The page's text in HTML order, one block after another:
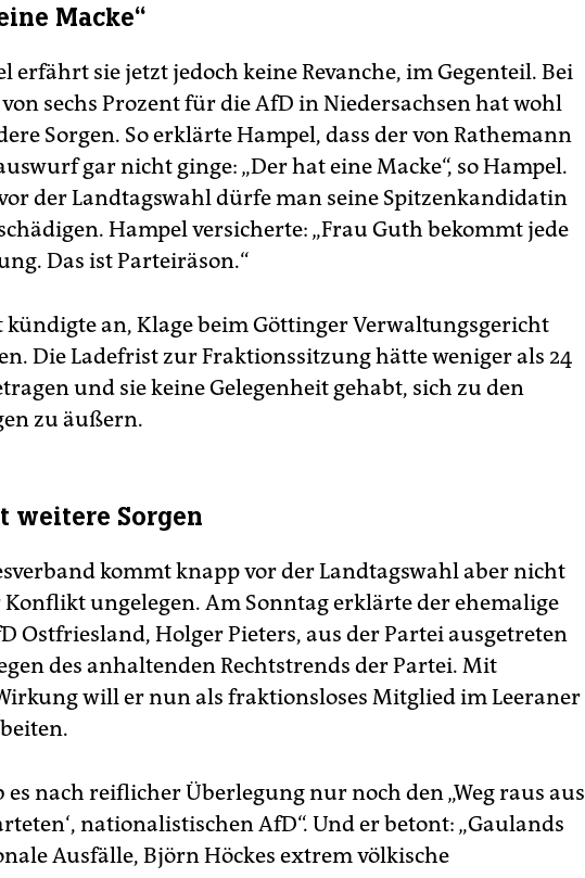
Macke“
erfährt sie jetzt jedoch keine Revanche, im Gegenteil. Bei
sechs Prozent für die AfD in Niedersachsen hat wohl
Sorgen. So erklärte Hampel, dass der von Rathemann
gar nicht ginge: „Der hat eine Macke“, so Hampel.
der Landtagswahl dürfe man seine Spitzenkandidatin
Hampel versicherte: „Frau Guth bekommt jede
Das ist Parteiräson.“
kündigte an, Klage beim Göttinger Verwaltungsgericht
Die Ladefrist zur Fraktionssitzung hätte weniger als 24
und sie keine Gelegenheit gehabt, sich zu den
zu äußern.
weitere Sorgen
kommt knapp vor der Landtagswahl aber nicht
ungelegen. Am Sonntag erklärte der ehemalige
Ostfriesland, Holger Pieters, aus der Partei ausgetreten
des anhaltenden Rechtstrends der Partei. Mit
will er nun als fraktionsloses Mitglied im Leeraner
es nach reiflicher Überlegung nur noch den „Weg raus aus
nationalistischen AfD“. Und er betont: „Gaulands
Ausfälle, Björn Höckes extrem völkische